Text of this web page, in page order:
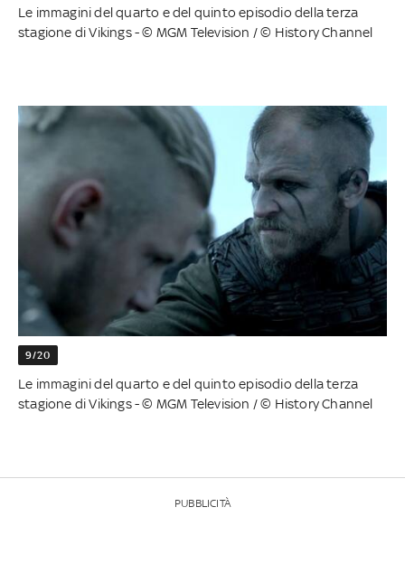
Le immagini del quarto e del quinto episodio della terza
stagione di Vikings - © MGM Television / © History Channel
9/20
Le immagini del quarto e del quinto episodio della terza
stagione di Vikings - © MGM Television / © History Channel
PUBBLICITÀ